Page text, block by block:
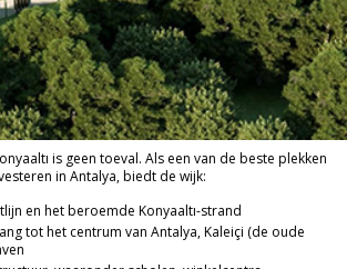
is geen toeval. Als een van de beste plekken
in Antalya, biedt de wijk:
en het beroemde Konyaaltı-strand
tot het centrum van Antalya, Kaleiçi (de oude